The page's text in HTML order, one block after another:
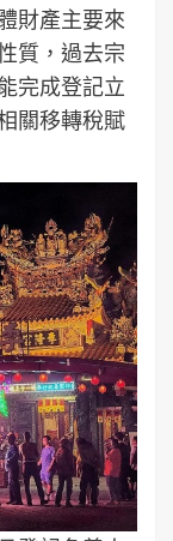
財產主要來
質，過去宗
完成登記立
關移轉稅賦